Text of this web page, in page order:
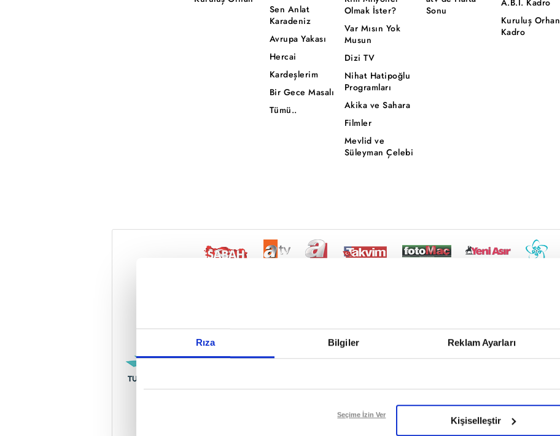
Rıza Bilgiler Reklam Ayarları
Reddet
Seçime İzin Ver
Kişiselleştir
Sen Anlat
Karadeniz
Avrupa Yakası
Hercai
Kardeşlerim
Bir Gece Masalı
Tümü..
Olmak İster?
Var Mısın Yok
Musun
Dizi TV
Nihat Hatipoğlu
Programları
Akika ve Sahara
Filmler
Mevlid ve
Süleyman Çelebi
Sonu
Kuruluş Orhan
Kadro